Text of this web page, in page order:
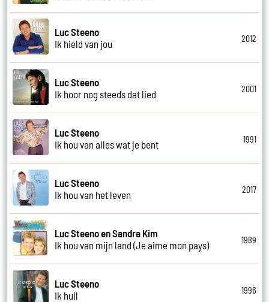
Luc Steeno
Ik hield van jou
2012
Luc Steeno
Ik hoor nog steeds dat lied
2001
Luc Steeno
Ik hou van alles wat je bent
1991
Luc Steeno
Ik hou van het leven
2017
Luc Steeno en Sandra Kim
Ik hou van mijn land (Je aime mon pays)
1989
Luc Steeno
Ik huil
1996